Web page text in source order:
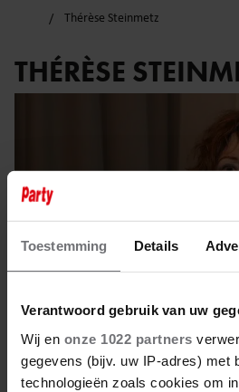
Toestemming Details
Verantwoord gebruik van uw
Wij en onze 1022 partners
gegevens (bijv. uw IP-adres) met
technologieën zoals cookies om
Thérèse Steinmetz
THÉRÈSE
7 december 2023